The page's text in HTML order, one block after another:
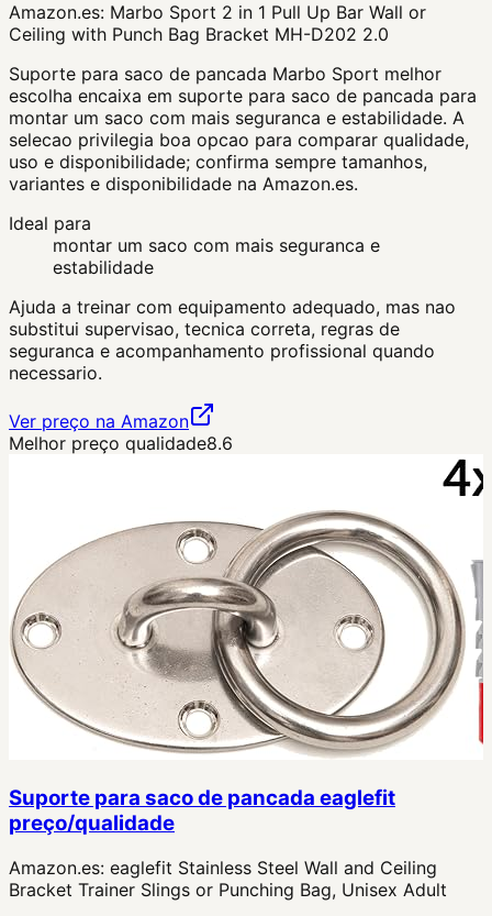
Amazon.es: Marbo Sport 2 in 1 Pull Up Bar Wall or
Ceiling with Punch Bag Bracket MH-D202 2.0
Suporte para saco de pancada Marbo Sport melhor
escolha encaixa em suporte para saco de pancada para
montar um saco com mais seguranca e estabilidade. A
selecao privilegia boa opcao para comparar qualidade,
uso e disponibilidade; confirma sempre tamanhos,
variantes e disponibilidade na Amazon.es.
Ideal para
montar um saco com mais seguranca e
estabilidade
Ajuda a treinar com equipamento adequado, mas nao
substitui supervisao, tecnica correta, regras de
seguranca e acompanhamento profissional quando
necessario.
Ver preço na Amazon
Melhor preço qualidade8.6
Suporte para saco de pancada eaglefit
preço/qualidade
Amazon.es: eaglefit Stainless Steel Wall and Ceiling
Bracket Trainer Slings or Punching Bag, Unisex Adult